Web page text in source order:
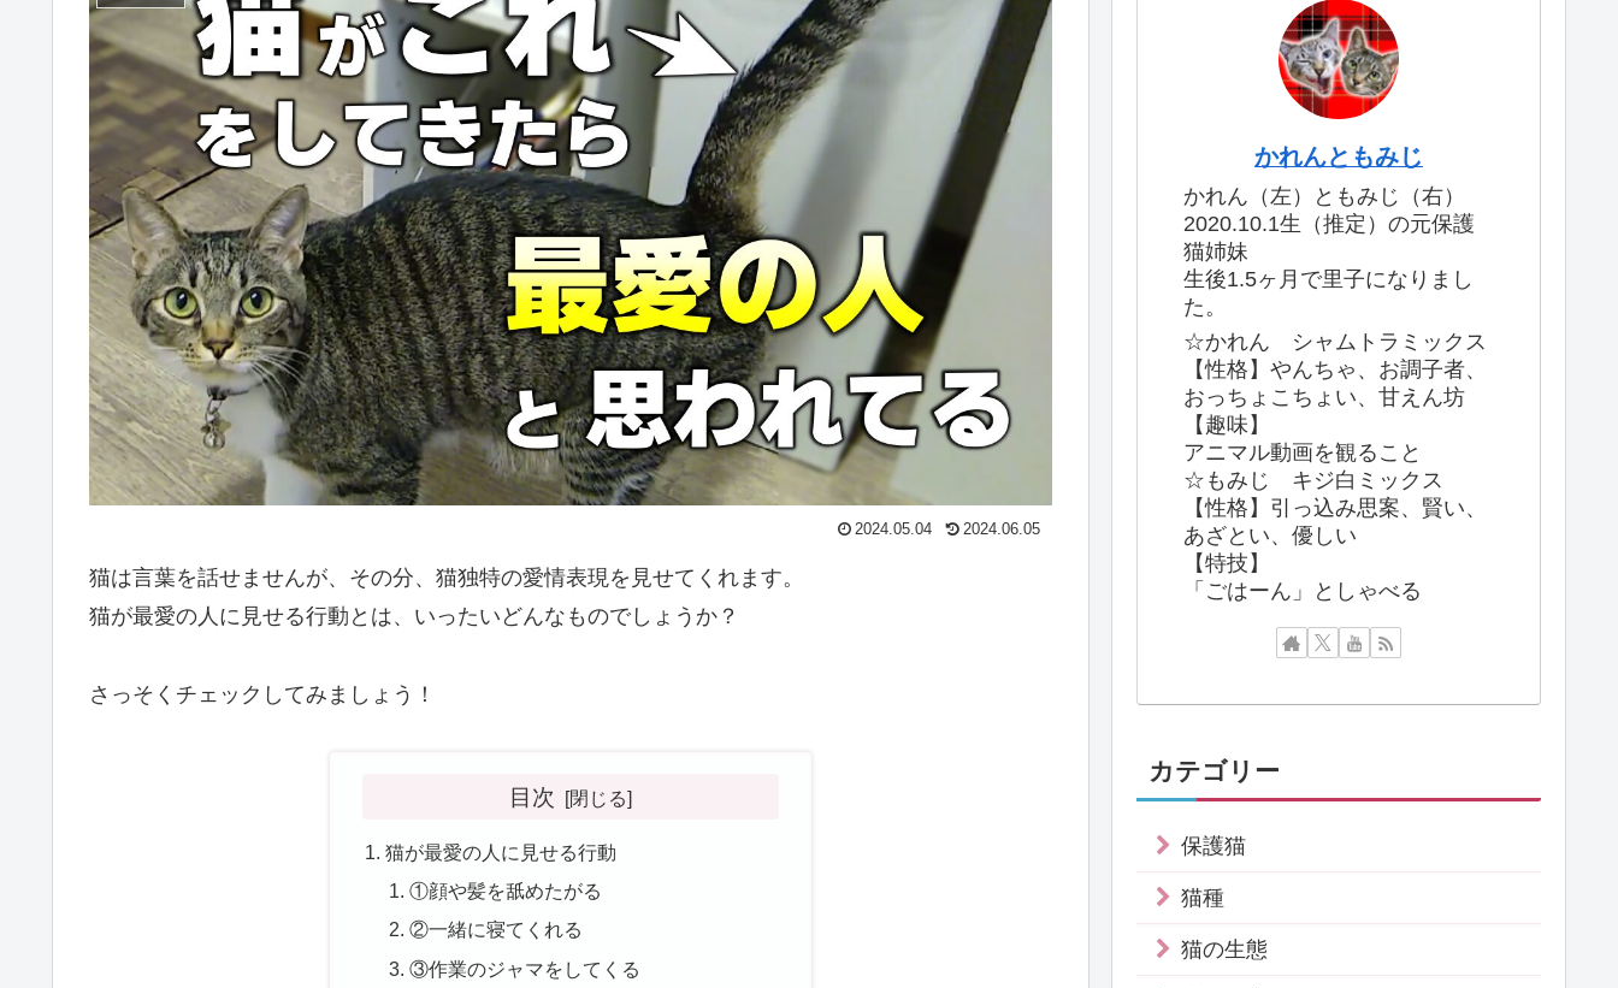
2024.05.04 2024.06.05
猫は言葉を話せませんが、その分、猫独特の愛情表現を見せてくれます。
猫が最愛の人に見せる行動とは、いったいどんなものでしょうか？
さっそくチェックしてみましょう！
目次
猫が最愛の人に見せる行動
①顔や髪を舐めたがる
②一緒に寝てくれる
③作業のジャマをしてくる
かれんともみじ
かれん（左）ともみじ（右）
2020.10.1生（推定）の元保護
猫姉妹
生後1.5ヶ月で里子になりまし
た。
☆かれん シャムトラミックス
【性格】やんちゃ、お調子者、
おっちょこちょい、甘えん坊
【趣味】
アニマル動画を観ること
☆もみじ キジ白ミックス
【性格】引っ込み思案、賢い、
あざとい、優しい
【特技】
「ごはーん」としゃべる
カテゴリー
保護猫
猫種
猫の生態